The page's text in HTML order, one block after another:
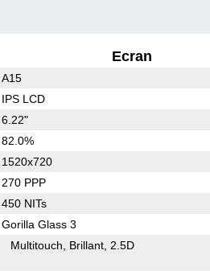
Ecran
A15
IPS LCD
6.22"
82.0%
1520x720
270 PPP
450 NITs
Gorilla Glass 3
Multitouch Brillant 2.5D